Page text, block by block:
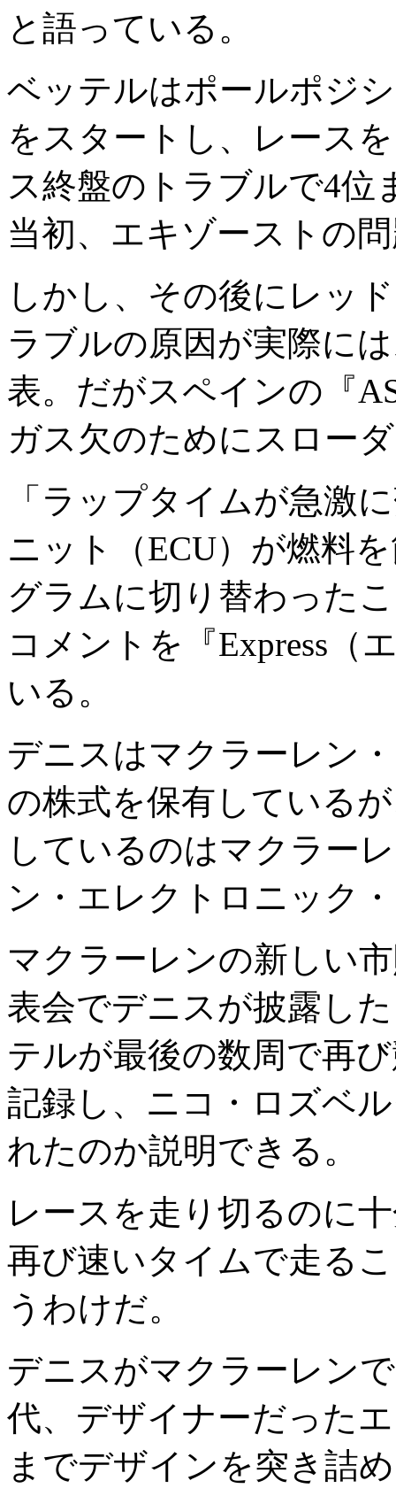
と語っている。
ベッテルはポールポジ
をスタートし、レース
ス終盤のトラブルで4位
当初、エキゾーストの
しかし、その後にレッ
ラブルの原因が実際に
表。だがスペインの『
ガス欠のためにスロー
「ラップタイムが急激
ニット（ECU）が燃料
グラムに切り替わった
コメントを『Express（
いる。
デニスはマクラーレン
の株式を保有している
しているのはマクラー
ン・エレクトロニック
マクラーレンの新しい
表会でデニスが披露し
テルが最後の数周で再
記録し、ニコ・ロズベ
れたのか説明できる。
レースを走り切るのに
再び速いタイムで走る
うわけだ。
デニスがマクラーレン
代、デザイナーだった
までデザインを突き詰